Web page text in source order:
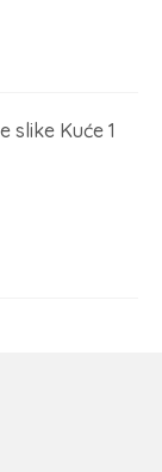
slike Kuće 1